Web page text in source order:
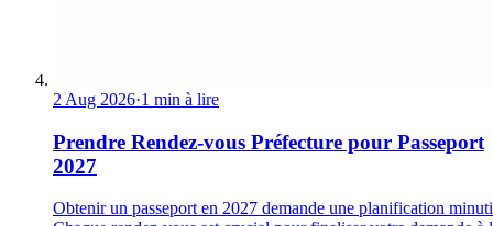
2 Aug 2026·1 min à lire
Prendre Rendez-vous Préfecture pour Passeport
2027
Obtenir un passeport en 2027 demande une planification